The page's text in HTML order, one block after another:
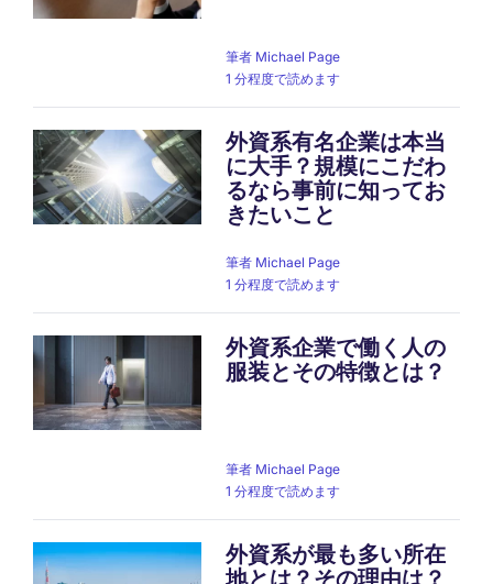
筆者 Michael Page
1 分程度で読めます
外資系有名企業は本当
に大手？規模にこだわ
るなら事前に知ってお
きたいこと
筆者 Michael Page
1 分程度で読めます
外資系企業で働く人の
服装とその特徴とは？
筆者 Michael Page
1 分程度で読めます
外資系が最も多い所在
地とは？その理由は？